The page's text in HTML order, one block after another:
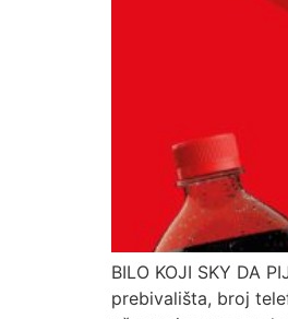
BILO KOJI SKY DA
prebivališta, broj